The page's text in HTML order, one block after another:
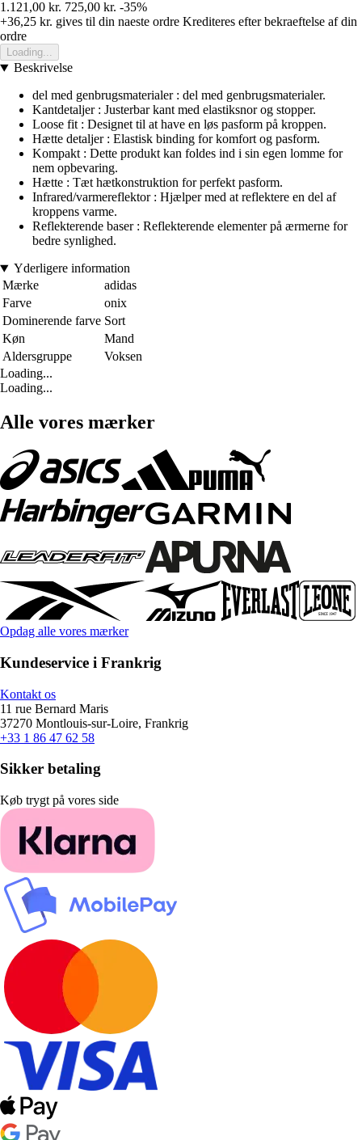
1.121,00 kr. 725,00 kr. -35%
+36,25 kr. gives til din naeste ordre Krediteres efter bekraeftelse af din
ordre
Loading...
Beskrivelse
del med genbrugsmaterialer : del med genbrugsmaterialer.
Kantdetaljer : Justerbar kant med elastiksnor og stopper.
Loose fit : Designet til at have en løs pasform på kroppen.
Hætte detaljer : Elastisk binding for komfort og pasform.
Kompakt : Dette produkt kan foldes ind i sin egen lomme for
nem opbevaring.
Hætte : Tæt hætkonstruktion for perfekt pasform.
Infrared/varmereflektor : Hjælper med at reflektere en del af
kroppens varme.
Reflekterende baser : Reflekterende elementer på ærmerne for
bedre synlighed.
Yderligere information
Mærke
adidas
Farve
onix
Dominerende farve Sort
Køn
Mand
Aldersgruppe
Voksen
Loading...
Loading...
Alle vores mærker
Opdag alle vores mærker
Kundeservice i Frankrig
Kontakt os
11 rue Bernard Maris
37270 Montlouis-sur-Loire, Frankrig
+33 1 86 47 62 58
Sikker betaling
Køb trygt på vores side